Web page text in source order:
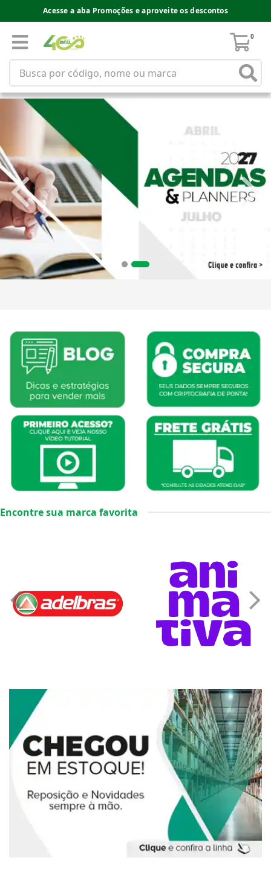
Acesse a aba Promoções e aproveite os descontos
0
Encontre sua marca favorita